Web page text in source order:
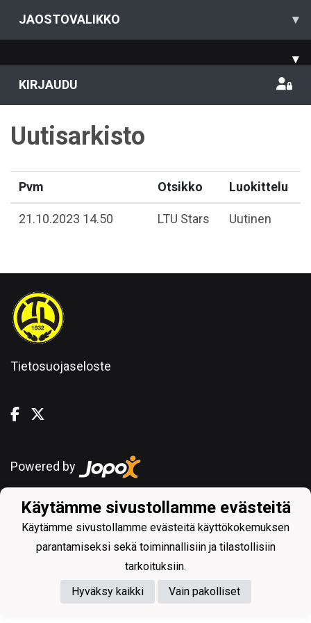
JAOSTOVALIKKO ▾
▾
KIRJAUDU
Uutisarkisto
Pvm Otsikko Luokittelu
21.10.2023 14.50 LTU Stars Uutinen
Tietosuojaseloste
Powered by
Käytämme sivustollamme evästeitä
Käytämme sivustollamme evästeitä käyttökokemuksen
parantamiseksi sekä toiminnallisiin ja tilastollisiin
tarkoituksiin.
Hyväksy kaikki
Vain pakolliset